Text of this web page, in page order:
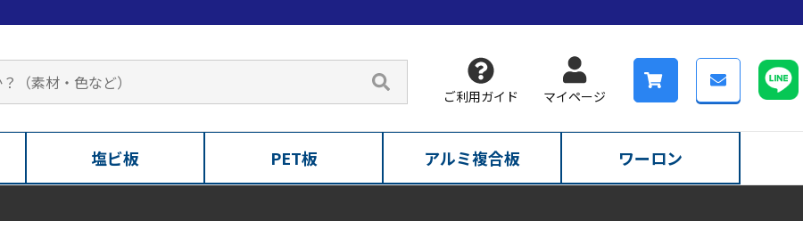
ご利用ガイド マイページ
塩ビ板 PET板 アルミ複合板 ワーロン